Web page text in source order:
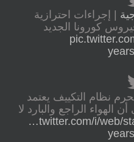
| إجراءات احترازية
كورونا الجديد
نظام التكييف يعتمد
أن الهواء الراجع والبارد لا
twitter.com/i/web/